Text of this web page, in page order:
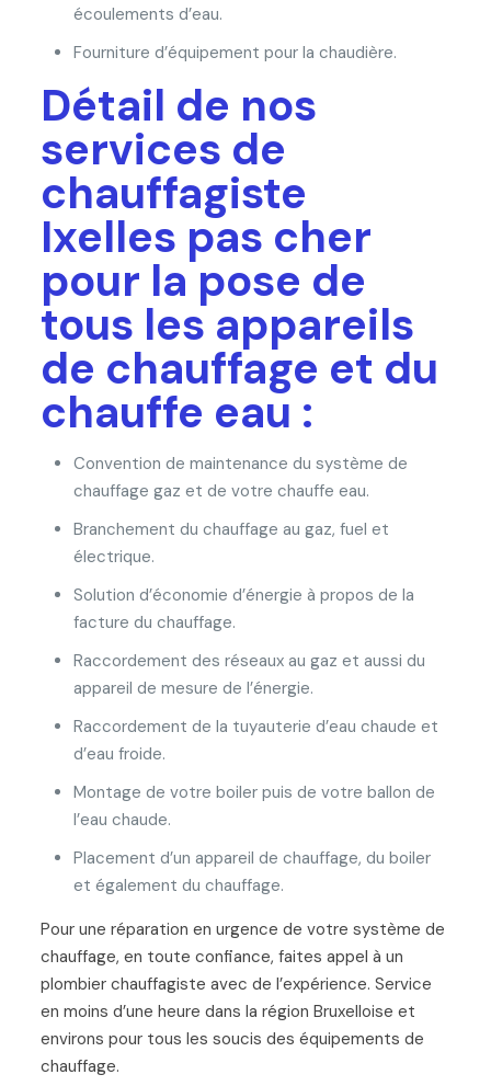
écoulements d’eau.
Fourniture d’équipement pour la chaudière.
Détail de nos
services de
chauffagiste
Ixelles pas cher
pour la pose de
tous les appareils
de chauffage et du
chauffe eau :
Convention de maintenance du système de
chauffage gaz et de votre chauffe eau.
Branchement du chauffage au gaz, fuel et
électrique.
Solution d’économie d’énergie à propos de la
facture du chauffage.
Raccordement des réseaux au gaz et aussi du
appareil de mesure de l’énergie.
Raccordement de la tuyauterie d’eau chaude et
d’eau froide.
Montage de votre boiler puis de votre ballon de
l’eau chaude.
Placement d’un appareil de chauffage, du boiler
et également du chauffage.
Pour une réparation en urgence de votre système de
chauffage, en toute confiance, faites appel à un
plombier chauffagiste avec de l’expérience. Service
en moins d’une heure dans la région Bruxelloise et
environs pour tous les soucis des équipements de
chauffage.